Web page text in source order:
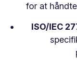
for at
ISO/IEC